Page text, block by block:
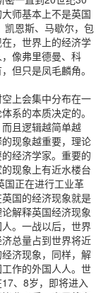
师基本上不是英国
凯恩斯、马歇尔，包
，世界上的经济学
像弗里德曼、科
但只是凤毛麟角。
上会集中分布在一
系的本质决定的。
且逻辑越简单越
现象越重要，理论
经济学家。重要的
现象上有近水楼台
国正在进行工业革
国的经济现象就是
解释英国经济现象
。一战以后，世界
总量占到世界将近
济现象，同样，解
作的外国人人。世
、8岁，即将进入